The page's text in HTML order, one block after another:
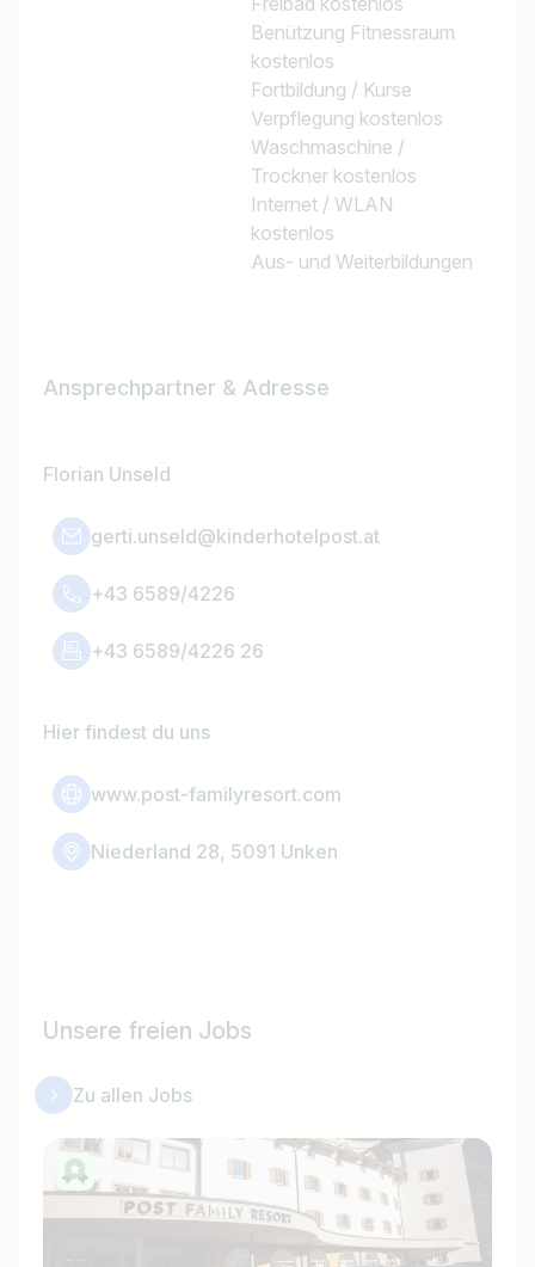
Benützung Fitnessraum
kostenlos
Fortbildung / Kurse
Verpflegung kostenlos
Waschmaschine /
Trockner kostenlos
Internet / WLAN
kostenlos
Aus- und Weiterbildungen
Ansprechpartner & Adresse
Florian Unseld
gerti.unseld@kinderhotelpost.at
+43 6589/4226
+43 6589/4226 26
Hier findest du uns
www.post-familyresort.com
Niederland 28, 5091 Unken
Unsere freien Jobs
Zu allen Jobs